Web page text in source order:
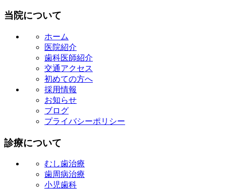
当院について
ホーム
医院紹介
歯科医師紹介
交通アクセス
初めての方へ
採用情報
お知らせ
ブログ
プライバシーポリシー
診療について
むし歯治療
歯周病治療
小児歯科